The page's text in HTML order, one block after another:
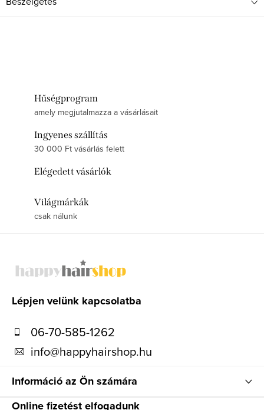
Hűségprogram
amely megjutalmazza a vásárlásait
Ingyenes szállítás
30 000 Ft vásárlás felett
Elégedett vásárlók
Világmárkák
csak nálunk
Lépjen velünk kapcsolatba
06-70-585-1262
info@happyhairshop.hu
Információ az Ön számára
Online fizetést elfogadunk